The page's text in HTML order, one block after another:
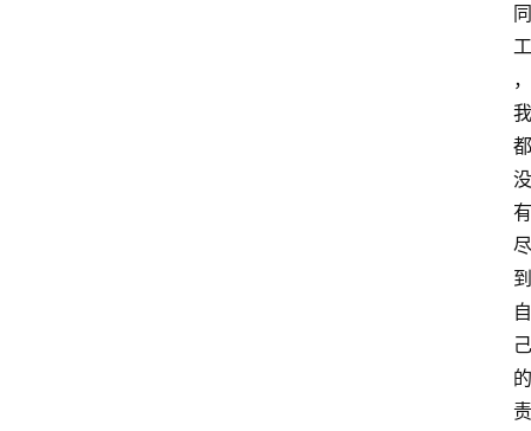
同
工
，
我
都
没
有
尽
到
自
己
的
责